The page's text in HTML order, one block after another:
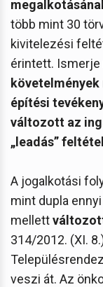
több mint 30
kivitelezési
érintett. Ismerje
építési
változott az
„leadás”
A jogalkotási
mint dupla
mellett
314/2012. (XI.
veszi át. Az